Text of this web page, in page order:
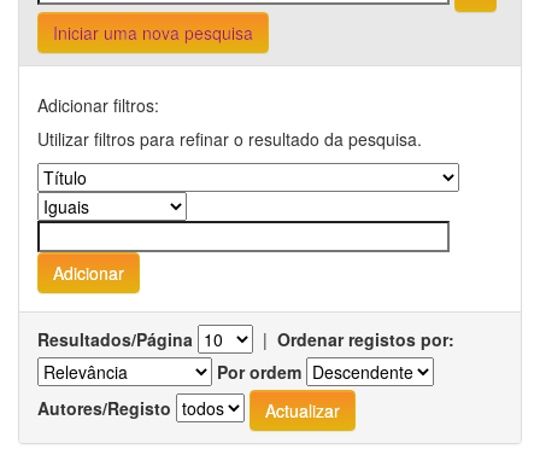
Iniciar uma nova pesquisa
Adicionar filtros:
Utilizar filtros para refinar o resultado da pesquisa.
Resultados/Página | Ordenar registos por:
Por ordem
Autores/Registo